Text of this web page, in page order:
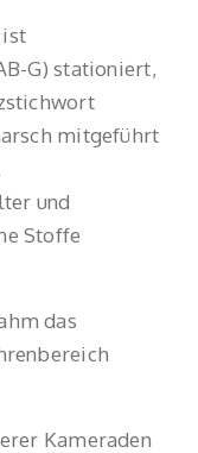
ist
G) stationiert,
mitgeführt
und
Stoffe
das
Kameraden